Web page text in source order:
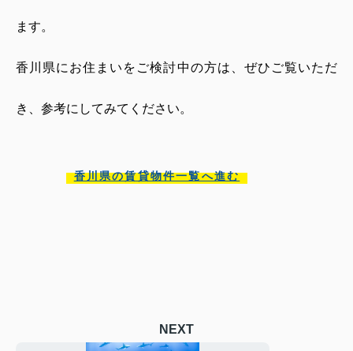
ます。
香川県にお住まいをご検討中の方は、ぜひご覧いただ
き、参考にしてみてください。
香川県の賃貸物件一覧へ進む
NEXT